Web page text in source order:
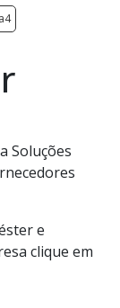
Soluções
e
clique em